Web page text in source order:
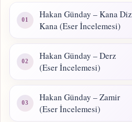
Hakan Günday – Kana Diz
Kana (Eser İncelemesi)
Hakan Günday – Derz
(Eser İncelemesi)
Hakan Günday – Zamir
(Eser İncelemesi)